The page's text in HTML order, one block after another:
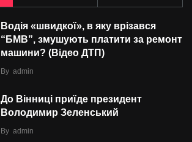
Водія «швидкої», в яку врізався
“БMВ”, змушують платити за ремонт
машини? (Відео ДТП)
By admin
До Вінниці приїде президент
Володимир Зеленський
By admin